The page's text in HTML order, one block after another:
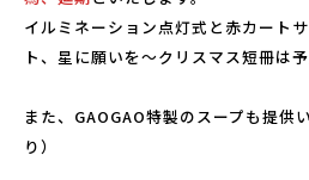
イルミネーション点灯式と赤カート
ト、星に願いを～クリスマス短冊は
また、GAOGAO特製のスープも提供
り）